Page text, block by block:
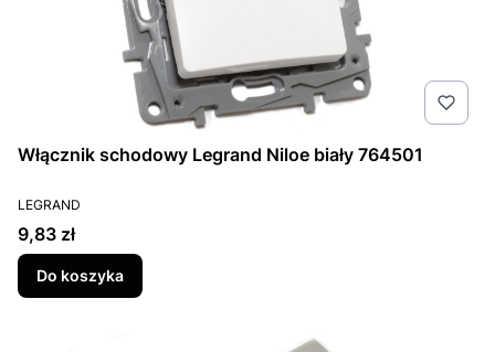
Włącznik schodowy Legrand Niloe biały 764501
PRODUCENT
LEGRAND
Cena
9,83 zł
Do koszyka